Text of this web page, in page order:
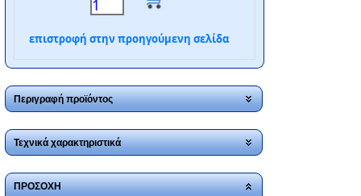
επιστροφή στην προηγούμενη σελίδα
Περιγραφή προϊόντος
Τεχνικά χαρακτηριστικά
ΠΡΟΣΟΧΗ